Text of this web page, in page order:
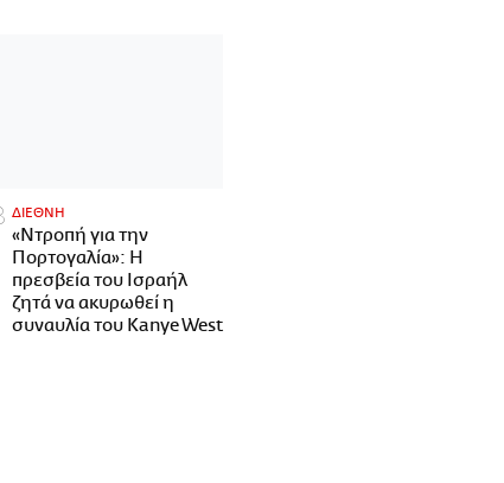
ΔΙΕΘΝΗ
«Ντροπή για την
Πορτογαλία»: Η
πρεσβεία του Ισραήλ
ζητά να ακυρωθεί η
συναυλία του Kanye West